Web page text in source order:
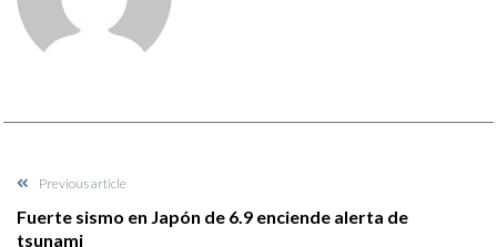
Previous article
Fuerte sismo en Japón de 6.9 enciende alerta de
tsunami